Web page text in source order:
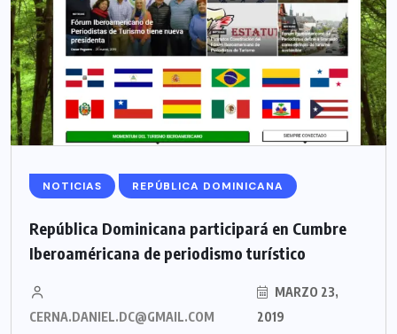
NOTICIAS REPÚBLICA DOMINICANA
República Dominicana participará en Cumbre
Iberoaméricana de periodismo turístico
CERNA.DANIEL.DC@GMAIL.COM
MARZO 23,
2019